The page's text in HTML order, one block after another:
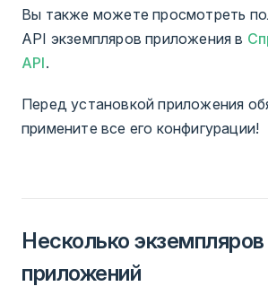
Вы также можете просмотреть
API экземпляров приложения в
API.
Перед установкой приложения
примените все его конфигурации!
Несколько экземпляров
приложений